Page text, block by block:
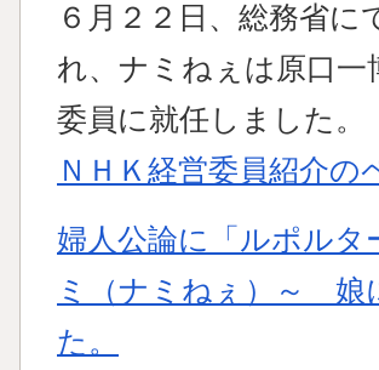
６月２２日、総務省
れ、ナミねぇは原口一
委員に就任しました。
ＮＨＫ経営委員紹介の
婦人公論に「ルポル
ミ（ナミねぇ）～ 娘
た。